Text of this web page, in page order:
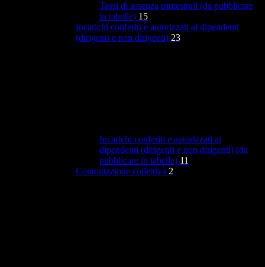
Tassi di assenza trimestrali (da pubblicare
in tabelle) 15
Incarichi conferiti e autorizzati ai dipendenti
(dirigenti e non dirigenti) 23
Incarichi conferiti e autorizzati ai
dipendenti (dirigenti e non dirigenti) (da
pubblicare in tabelle) 11
Contrattazione collettiva 2